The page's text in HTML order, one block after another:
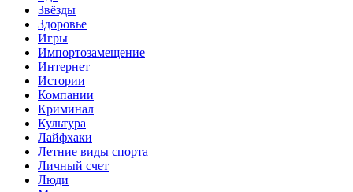
Звёзды
Здоровье
Игры
Импортозамещение
Интернет
Истории
Компании
Криминал
Культура
Лайфхаки
Летние виды спорта
Личный счет
Люди